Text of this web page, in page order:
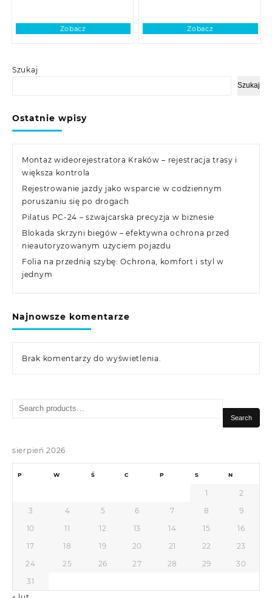
Szukaj
Szukaj
Ostatnie wpisy
Montaż wideorejestratora Kraków – rejestracja trasy i
większa kontrola
Rejestrowanie jazdy jako wsparcie w codziennym
poruszaniu się po drogach
Pilatus PC-24 – szwajcarska precyzja w biznesie
Blokada skrzyni biegów – efektywna ochrona przed
nieautoryzowanym użyciem pojazdu
Folia na przednią szybę: Ochrona, komfort i styl w
jednym
Najnowsze komentarze
Brak komentarzy do wyświetlenia.
Zobacz Zobacz
Search
Search
sierpień 2026
P W Ś C P S N
1
2
3
4 5 6 7 8
9
10
11 12 13 14 15
16
17
18 19 20 21 22
23
24
25 26 27 28 29
30
31